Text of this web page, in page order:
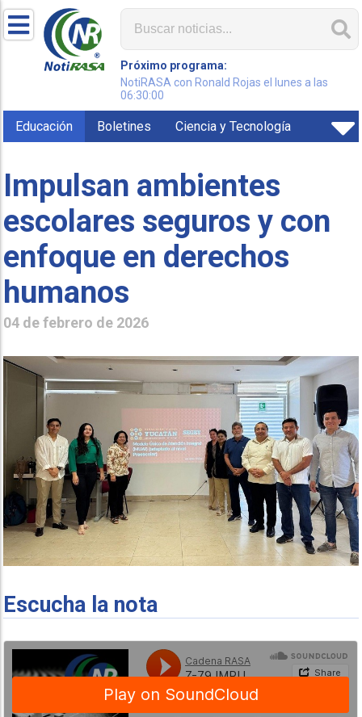
Próximo programa:
NotiRASA con Ronald Rojas el lunes a las
06:30:00
Educación Boletines Ciencia y Tecnología
Impulsan ambientes
escolares seguros y con
enfoque en derechos
humanos
04 de febrero de 2026
Escucha la nota